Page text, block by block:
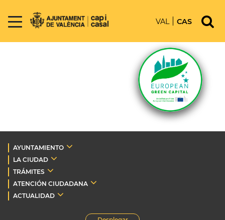
VAL CAS
AYUNTAMIENTO
LA CIUDAD
TRÁMITES
ATENCIÓN CIUDADANA
ACTUALIDAD